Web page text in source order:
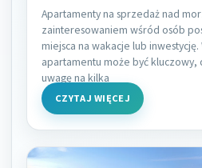
Apartamenty na sprzedaż nad
zainteresowaniem wśród osób
miejsca na wakacje lub
apartamentu może być
uwagę na kilka
CZYTAJ WIĘCEJ